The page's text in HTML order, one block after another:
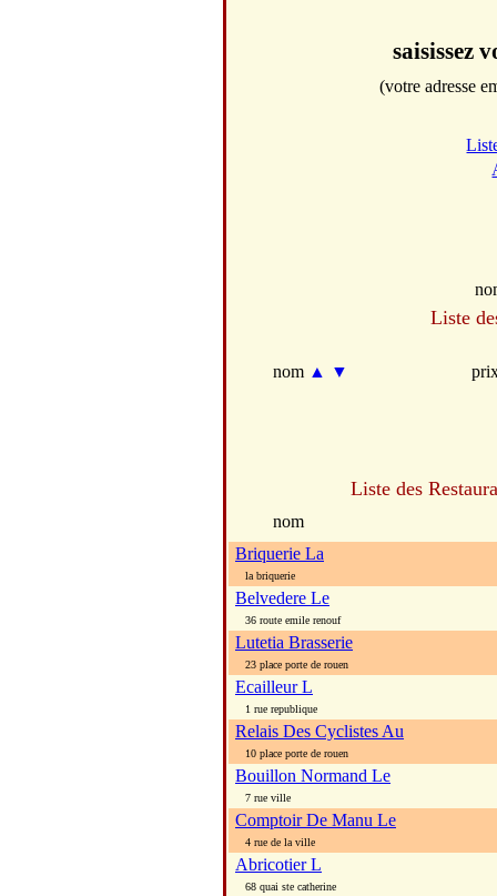
saisissez
(votre adresse
Liste
nom ▲ ▼
Liste des
nom
Briquerie La
la briquerie
Belvedere Le
36 route emile renouf
Lutetia Brasserie
23 place porte de rouen
Ecailleur L
1 rue republique
Relais Des Cyclistes Au
10 place porte de rouen
Bouillon Normand Le
7 rue ville
Comptoir De Manu Le
4 rue de la ville
Abricotier L
68 quai ste catherine